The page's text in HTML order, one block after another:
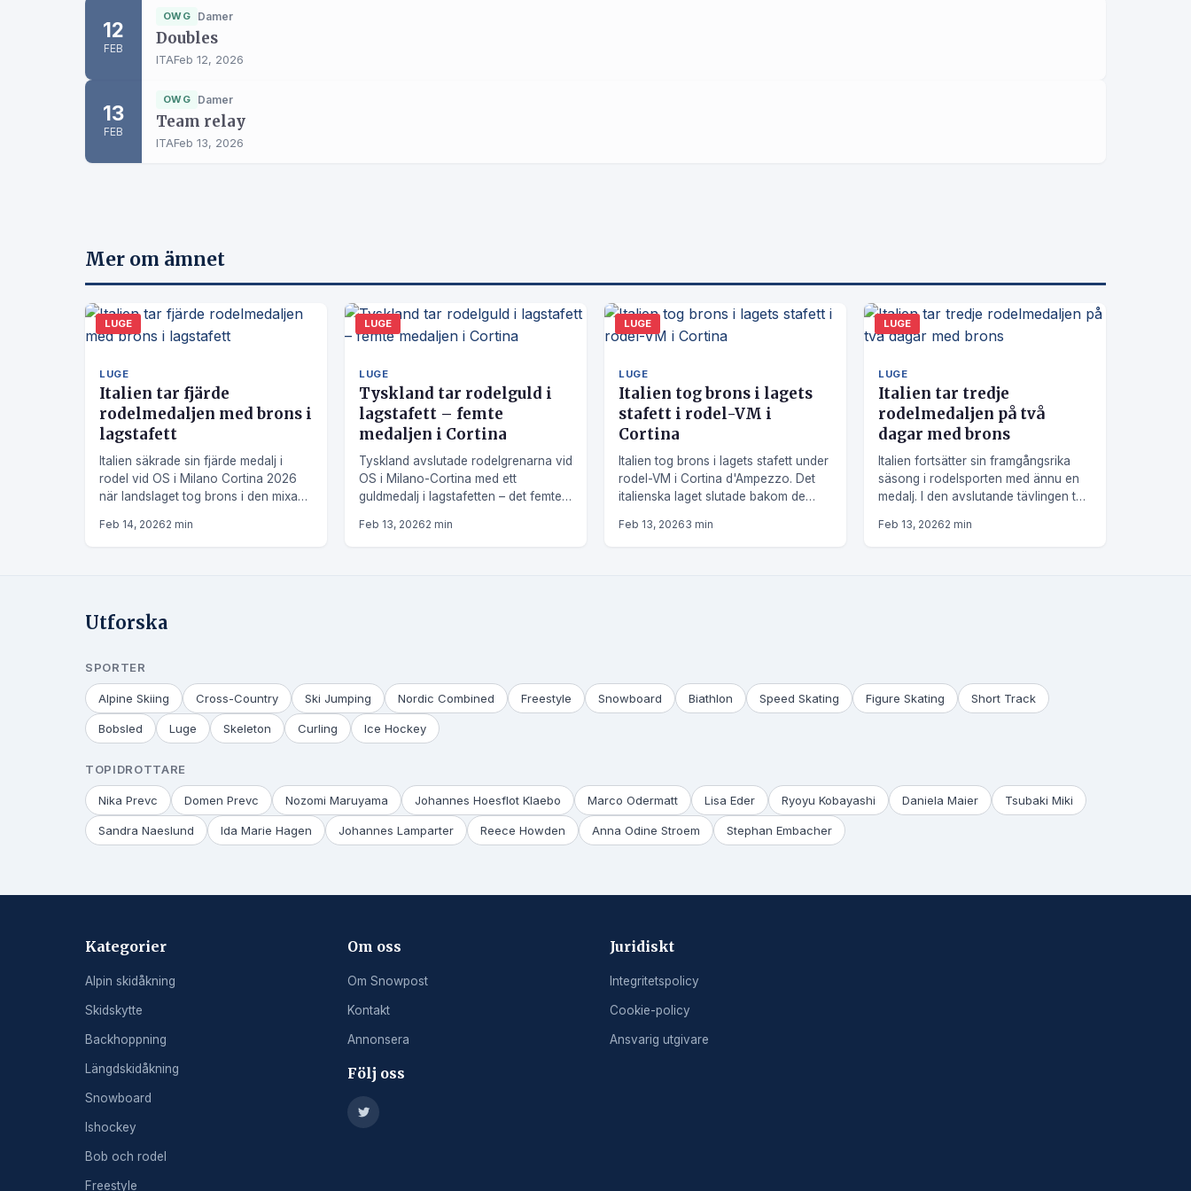
12
FEB
OWG Damer
Doubles
ITAFeb 12, 2026
13
FEB
OWG Damer
Team relay
ITAFeb 13, 2026
Mer om ämnet
LUGE
LUGE
Italien tar fjärde
rodelmedaljen med brons i
lagstafett
Italien säkrade sin fjärde medalj i
rodel vid OS i Milano Cortina 2026
när landslaget tog brons i den mixade
Feb 14, 20262 min
LUGE
LUGE
Tyskland tar rodelguld i
lagstafett – femte
medaljen i Cortina
Tyskland avslutade rodelgrenarna vid
OS i Milano-Cortina med ett
guldmedalj i lagstafetten – det femte
Feb 13, 20262 min
LUGE
LUGE
Italien tog brons i lagets
stafett i rodel-VM i
Cortina
Italien tog brons i lagets stafett under
rodel-VM i Cortina d'Ampezzo. Det
italienska laget slutade bakom de
och Österrike.
Feb 13, 20263 min
LUGE
LUGE
Italien tar tredje
rodelmedaljen på två
dagar med brons
Italien fortsätter sin framgångsrika
säsong i rodelsporten med ännu en
medalj. I den avslutande tävlingen tog
Feb 13, 20262 min
Utforska
SPORTER
Alpine Skiing Cross-Country Ski Jumping Nordic Combined Freestyle Snowboard Biathlon Speed Skating Figure Skating Short Track
Bobsled Luge Skeleton Curling Ice Hockey
TOPIDROTTARE
Nika Prevc Domen Prevc Nozomi Maruyama Johannes Hoesflot Klaebo Marco Odermatt Lisa Eder Ryoyu Kobayashi Daniela Maier Tsubaki Miki
Sandra Naeslund Ida Marie Hagen Johannes Lamparter Reece Howden Anna Odine Stroem Stephan Embacher
Kategorier
Alpin skidåkning
Skidskytte
Backhoppning
Längdskidåkning
Snowboard
Ishockey
Bob och rodel
Freestyle
Om oss
Om Snowpost
Kontakt
Annonsera
Följ oss
Juridiskt
Integritetspolicy
Cookie-policy
Ansvarig utgivare